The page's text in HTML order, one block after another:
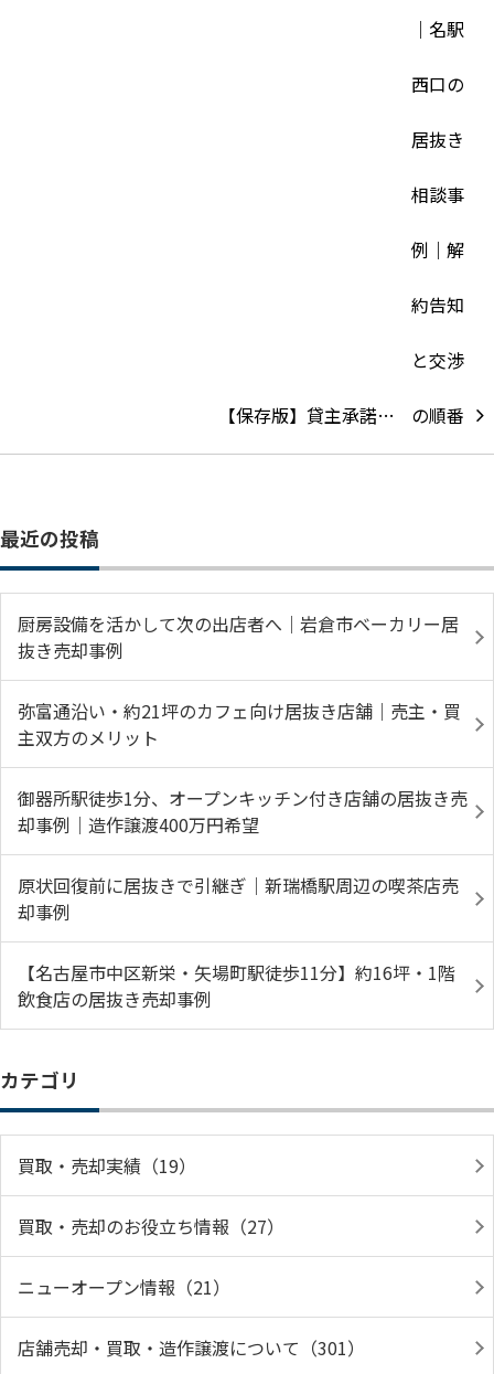
【保存版】貸主承諾…
最近の投稿
厨房設備を活かして次の出店者へ｜岩倉市ベーカリー居
抜き売却事例
弥富通沿い・約21坪のカフェ向け居抜き店舗｜売主・買
主双方のメリット
御器所駅徒歩1分、オープンキッチン付き店舗の居抜き売
却事例｜造作譲渡400万円希望
原状回復前に居抜きで引継ぎ｜新瑞橋駅周辺の喫茶店売
却事例
【名古屋市中区新栄・矢場町駅徒歩11分】約16坪・1階
飲食店の居抜き売却事例
カテゴリ
買取・売却実績（19）
買取・売却のお役立ち情報（27）
ニューオープン情報（21）
店舗売却・買取・造作譲渡について（301）